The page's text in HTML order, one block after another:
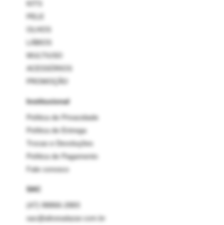
OLHOS
LÁBIOS
MULTIUSO
ACESSÓRIOS
PROMOÇÃO
Institucional
Política de Privacidade
Política de Entrega
Trocas e Devoluções
Política de Pagamento
Fale conosco
SAC
(47) 98866-2883
sac@alicesalazar.com.br